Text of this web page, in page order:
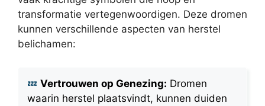
transformatie vertegenwoordigen. Deze dromen
kunnen verschillende aspecten van herstel
belichamen:
Vertrouwen op Genezing: Dromen
waarin herstel plaatsvindt, kunnen duiden